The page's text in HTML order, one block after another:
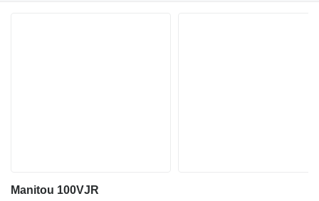
Manitou 100VJR